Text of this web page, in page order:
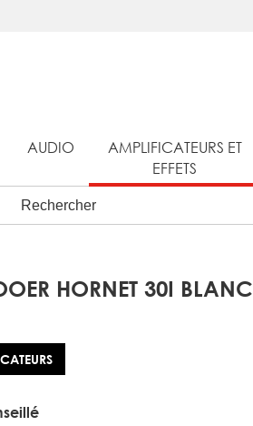
AUDIO
AMPLIFICATEURS ET
EFFETS
HORNET 30I BLANC